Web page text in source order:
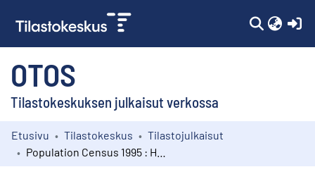
OTOS
Tilastokeskuksen julkaisut verkossa
Kokoelmat
Etusivu Tilastokeskus
Tilastojulkaisut